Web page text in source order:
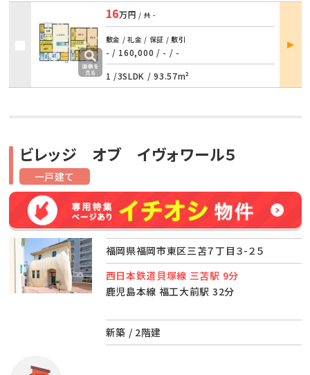
16万円 / 共 -
敷金 / 礼金 / 保証 / 敷引
- / 160,000 / - / -
1 /3SLDK /93.57m²
部屋
詳細
一戸建て
ビレッジ オブ イヴォワール５
福岡県福岡市東区三苫７丁目３-２５
西日本鉄道貝塚線 三苫駅 9分
鹿児島本線 福工大前駅 32分
新築 / 2階建